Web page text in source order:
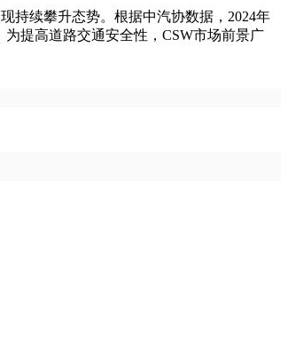
持续攀升态势。根据中汽协数据，2024年
提高道路交通安全性，CSW市场前景广